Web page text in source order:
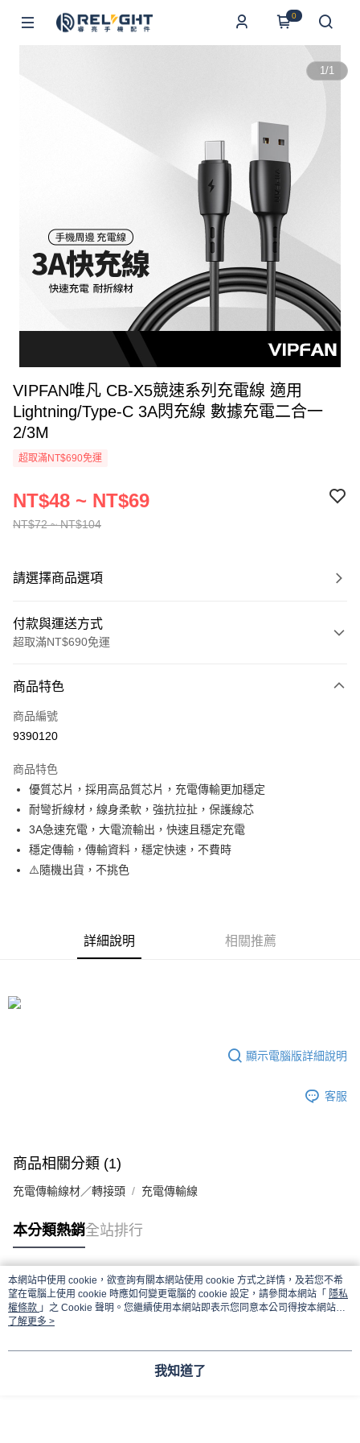
0
1/1
VIPFAN唯凡 CB-X5競速系列充電線 適用
Lightning/Type-C 3A閃充線 數據充電二合一
2/3M
超取滿NT$690免運
NT$72 ~ NT$104
NT$48 ~ NT$69
請選擇商品選項
付款與運送方式
超取滿NT$690免運
信用卡一次付款
超商取貨付款
Apple Pay
街口支付
悠遊付
ATM付款
每筆NT$65，滿NT$690(含以上)免運費
每筆NT$100，滿NT$990(含以上)免運費
商品特色
商品編號
9390120
商品特色
優質芯片，採用高品質芯片，充電傳輸更加穩定
耐彎折線材，線身柔軟，強抗拉扯，保護線芯
3A急速充電，大電流輸出，快速且穩定充電
穩定傳輸，傳輸資料，穩定快速，不費時
⚠️隨機出貨，不挑色
詳細說明 相關推薦
顯示電腦版詳細說明
客服
商品相關分類 (1)
充電傳輸線材／轉接頭 充電傳輸線
本分類熱銷全站排行
熱門標籤
本網站中使用 cookie，欲查詢有關本網站使用 cookie 方式之詳情，及若您不希
望在電腦上使用 cookie 時應如何變更電腦的 cookie 設定，請參閱本網站「 隱私
權條款 」之 Cookie 聲明。您繼續使用本網站即表示您同意本公司得按本網站使
用條款之 Cookie 聲明使用 cookie。
了解更多 >
我知道了